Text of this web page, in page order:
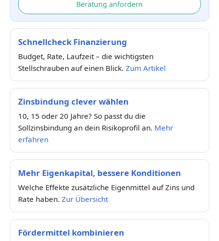
Beratung anfordern
Schnellcheck Finanzierung
Budget, Rate, Laufzeit – die wichtigsten
Stellschrauben auf einen Blick. Zum Artikel
Zinsbindung clever wählen
10, 15 oder 20 Jahre? So passt du die
Sollzinsbindung an dein Risikoprofil an. Mehr
erfahren
Mehr Eigenkapital, bessere Konditionen
Welche Effekte zusätzliche Eigenmittel auf Zins und
Rate haben. Zur Übersicht
Fördermittel kombinieren